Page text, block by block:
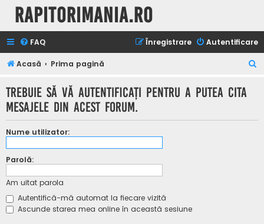
Rapitorimania.ro
FAQ Autentificare
Înregistrare
Acasă Prima pagină
Trebuie să vă autentificaţi pentru a putea cita
mesajele din acest forum.
Nume utilizator:
Parolă:
Am uitat parola
Autentifică-mă automat la fiecare vizită
Ascunde starea mea online în această sesiune